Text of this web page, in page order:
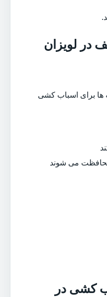
در لویزان
ها برای اسباب کشی
محافظت می شوند
کشی در